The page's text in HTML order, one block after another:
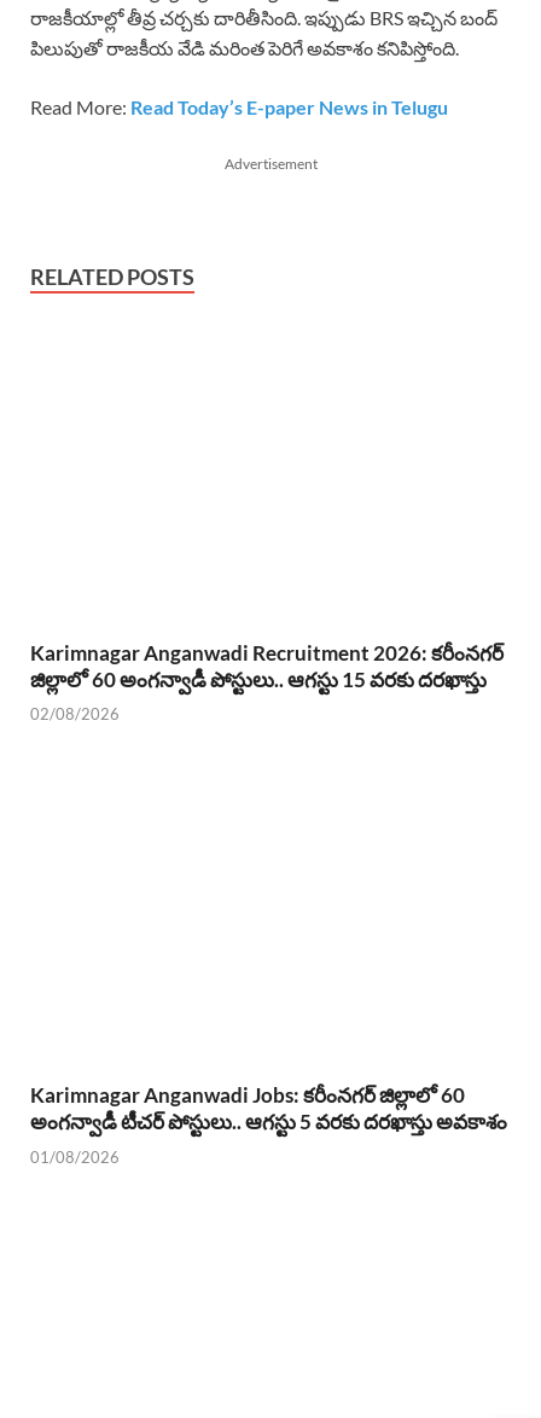
రాజకీయాల్లో తీవ్ర చర్చకు దారితీసింది. ఇప్పుడు BRS ఇచ్చిన బంద్
పిలుపుతో రాజకీయ వేడి మరింత పెరిగే అవకాశం కనిపిస్తోంది.
Read More: Read Today’s E-paper News in Telugu
Advertisement
RELATED POSTS
Karimnagar Anganwadi Recruitment 2026: కరీంనగర్
జిల్లాలో 60 అంగన్వాడీ పోస్టులు.. ఆగస్టు 15 వరకు దరఖాస్తు
02/08/2026
Karimnagar Anganwadi Jobs: కరీంనగర్ జిల్లాలో 60
అంగన్వాడీ టీచర్ పోస్టులు.. ఆగస్టు 5 వరకు దరఖాస్తు అవకాశం
01/08/2026